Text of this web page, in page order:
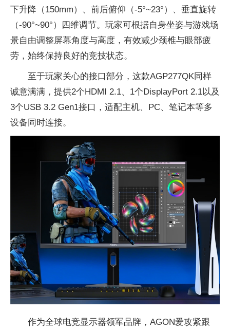
下升降（150mm）、前后俯仰（-5°~23°）、垂直旋转
（-90°~90°）四维调节。 玩家可根据自身坐姿与游戏场
景自由调整屏幕角度与高度，有效减少颈椎与眼部疲
劳，始终保持良好的竞技状态。
至于玩家关心的接口部分，这款AGP277QK同样
诚意满满，提供2个HDMI 2.1、1个DisplayPort 2.1以及
3个USB 3.2 Gen1接口，适配主机、PC、笔记本等多
设备同时连接。
作为全球电竞显示器领军品牌，AGON爱攻紧跟